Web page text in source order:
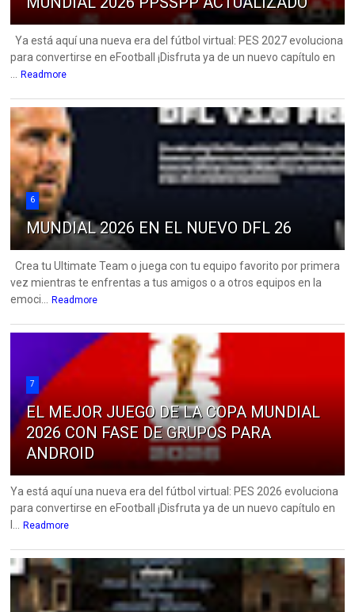
Ya está aquí una nueva era del fútbol virtual: PES 2027 evoluciona
para convertirse en eFootball ¡Disfruta ya de un nuevo capítulo en
... Readmore
6
MUNDIAL 2026 EN EL NUEVO DFL 26
Crea tu Ultimate Team o juega con tu equipo favorito por primera
vez mientras te enfrentas a tus amigos o a otros equipos en la
emoci... Readmore
7
EL MEJOR JUEGO DE LA COPA MUNDIAL
2026 CON FASE DE GRUPOS PARA
ANDROID
Ya está aquí una nueva era del fútbol virtual: PES 2026 evoluciona
para convertirse en eFootball ¡Disfruta ya de un nuevo capítulo en
l... Readmore